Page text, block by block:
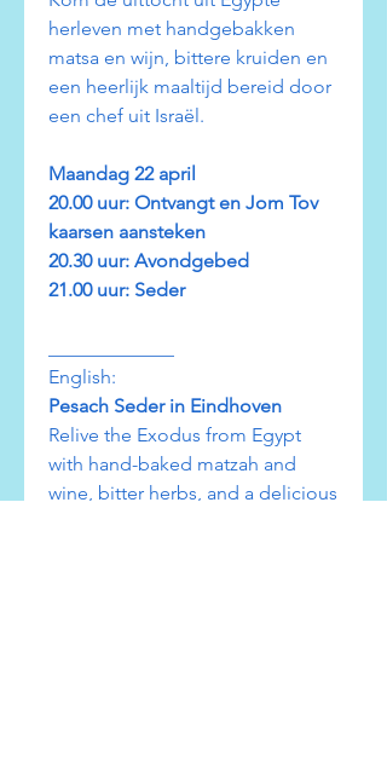
herleven met handgebakken
matsa en wijn, bittere kruiden en
een heerlijk maaltijd bereid door
een chef uit Israël.
Maandag 22 april
20.00 uur: Ontvangt en Jom Tov
kaarsen aansteken
20.30 uur: Avondgebed
21.00 uur: Seder
English:
Pesach Seder in Eindhoven
Relive the Exodus from Egypt
with hand-baked matzah and
wine, bitter herbs, and a delicious